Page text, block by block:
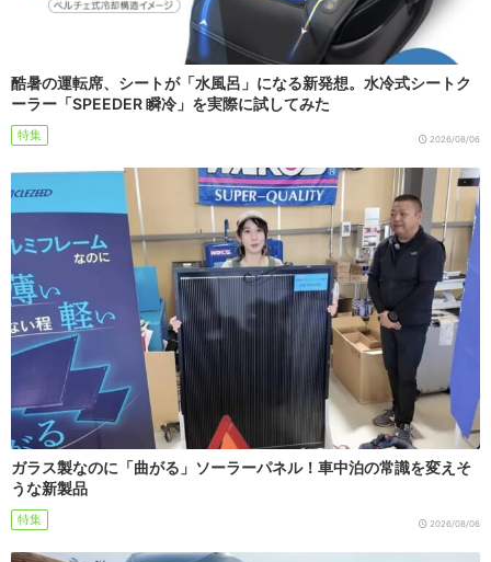
酷暑の運転席、シートが「水風呂」になる新発想。水冷式シートク
ーラー「SPEEDER 瞬冷」を実際に試してみた
特集 2026/08/06
ガラス製なのに「曲がる」ソーラーパネル！車中泊の常識を変えそ
うな新製品
特集 2026/08/06